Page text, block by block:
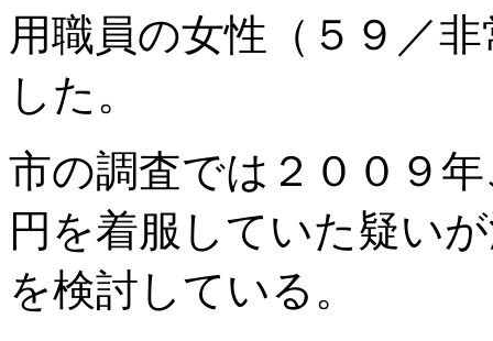
用職員の女性（５９／
した。
市の調査では２００９
円を着服していた疑い
を検討している。